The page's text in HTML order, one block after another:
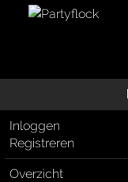
Inloggen
Registreren
Overzicht